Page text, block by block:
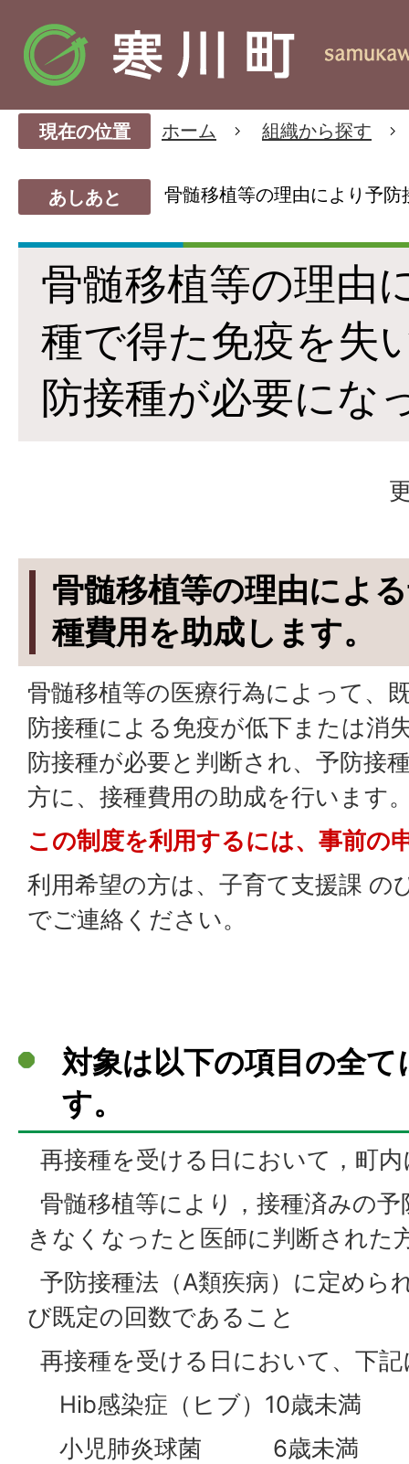
現在の位置 ホーム 組織から探す
あしあと 骨髄移植等の理由により予
骨髄移植等の理由
種で得た免疫を失
防接種が必要にな
骨髄移植等の理由によ
種費用を助成します。
骨髄移植等の医療行為によって、
防接種による免疫が低下または消
防接種が必要と判断され、予防接
方に、接種費用の助成を行います
この制度を利用するには、事前の
利用希望の方は、子育て支援課 の
でご連絡ください。
対象は以下の項目の全
す。
再接種を受ける日において，町
骨髄移植等により，接種済みの
きなくなったと医師に判断された
予防接種法（A類疾病）に定めら
び既定の回数であること
再接種を受ける日において、下
Hib感染症（ヒブ）10歳未満
小児肺炎球菌 6歳未満